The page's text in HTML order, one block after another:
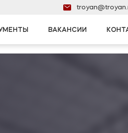
ВАКАНСИИ